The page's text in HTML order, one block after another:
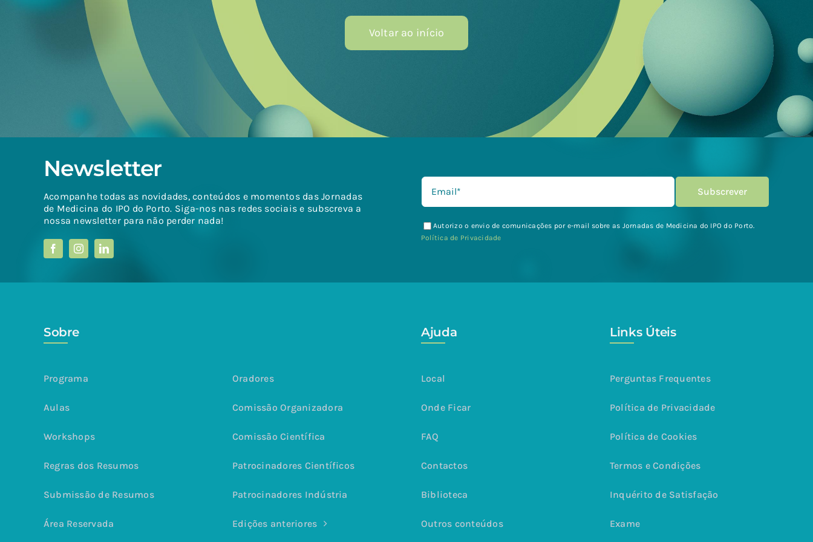
Voltar ao início
Newsletter
Acompanhe todas as novidades, conteúdos e momentos das Jornadas
de Medicina do IPO do Porto. Siga-nos nas redes sociais e subscreva a
nossa newsletter para não perder nada!
Autorizo o envio de comunicações por e-mail sobre as Jornadas de Medicina do IPO do Porto.
Política de Privacidade
Sobre
Programa
Aulas
Workshops
Regras dos Resumos
Submissão de Resumos
Área Reservada
Oradores
Comissão Organizadora
Comissão Científica
Patrocinadores Científicos
Patrocinadores Indústria
Edições anteriores
Ajuda
Local
Onde Ficar
FAQ
Contactos
Biblioteca
Outros conteúdos
Links Úteis
Perguntas Frequentes
Política de Privacidade
Política de Cookies
Termos e Condições
Inquérito de Satisfação
Exame